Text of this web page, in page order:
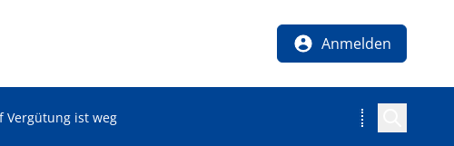
Anmelden
Vergütung ist weg